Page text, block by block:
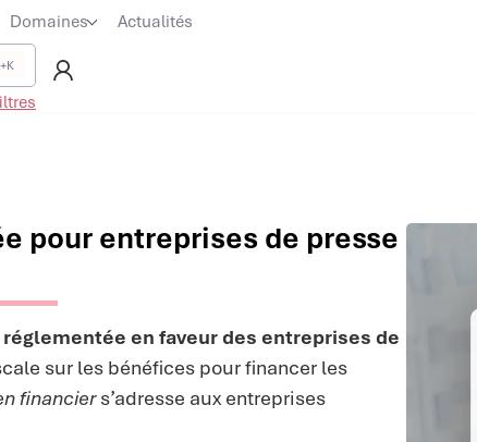
Domaines
Actualités
pour entreprises de presse
en faveur des entreprises de
sur les bénéfices pour financer les
financiers’adresse aux entreprises